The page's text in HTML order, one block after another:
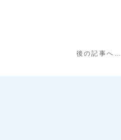
後の記事へ…